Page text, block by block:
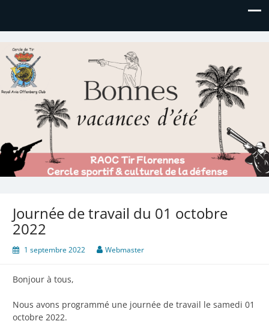
Royal AOC Florennes
Section TIR de l'AVIA
Journée de travail du 01 octobre
2022
1 septembre 2022 Webmaster
Bonjour à tous,
Nous avons programmé une journée de travail le samedi 01
octobre 2022.